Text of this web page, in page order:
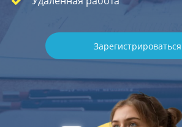
Зарегистрироваться